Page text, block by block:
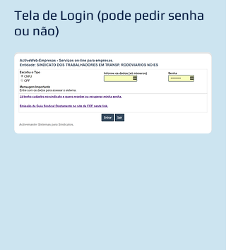
Tela de Login (pode pedir senha
ou não)